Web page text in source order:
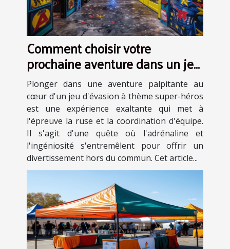
Comment choisir votre
prochaine aventure dans un jeu
d'évasion à thème super-héros
Plonger dans une aventure palpitante au
cœur d'un jeu d'évasion à thème super-héros
est une expérience exaltante qui met à
l'épreuve la ruse et la coordination d'équipe.
Il s'agit d'une quête où l'adrénaline et
l'ingéniosité s'entremêlent pour offrir un
divertissement hors du commun. Cet article...